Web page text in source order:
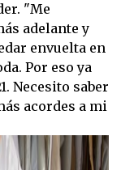
"Me
adelante y
envuelta en
Por eso ya
Necesito saber
acordes a mi